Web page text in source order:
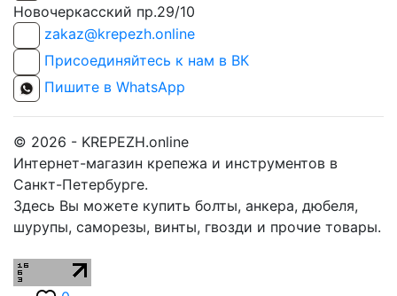
Новочеркасский пр.29/10
zakaz@krepezh.online
Присоединяйтесь к нам в ВК
Пишите в WhatsApp
© 2026 - KREPEZH.online
Интернет-магазин крепежа и инструментов в
Санкт-Петербурге.
Здесь Вы можете купить болты, анкера, дюбеля,
шурупы, саморезы, винты, гвозди и прочие товары.